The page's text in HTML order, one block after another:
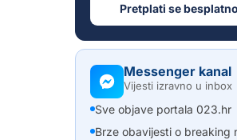
Pretplati se besplatno
Messenger kanal
Vijesti izravno u inbox
Sve objave portala 023.hr
Brze obavijesti o breaking